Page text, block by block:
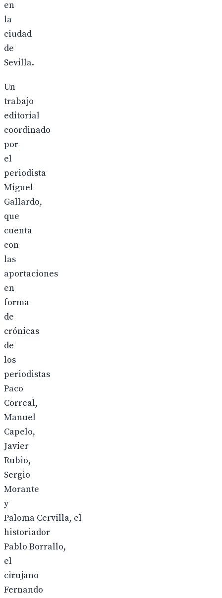
en
la
ciudad
de
Sevilla.
Un
trabajo
editorial
coordinado
por
el
periodista
Miguel
Gallardo,
que
cuenta
con
las
aportaciones
en
forma
de
crónicas
de
los
periodistas
Paco
Correal,
Manuel
Capelo,
Javier
Rubio,
Sergio
Morante
y
Paloma Cervilla, el
historiador
Pablo Borrallo,
el
cirujano
Fernando